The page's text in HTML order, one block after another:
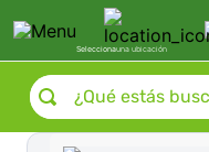
Seleccionauna ubicación
¿Qué estás buscando?